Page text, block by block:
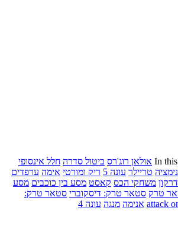
In אולאן רוג'רס ביטול סדרה חלל אינסופי
טריילר עונה 5 ריק ומורטי אימה ערפדים
משחקי הכס קאסט מסע בין כוכבים מסע
טרק סטאר טרק: דיסקוברי סטאר טרק:
attack אנימה מנגה עונה 4